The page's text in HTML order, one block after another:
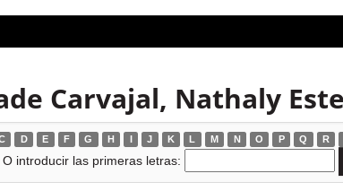
Carvajal, Nathaly
D E F G H I J K L M N O P Q R
O introducir las primeras letras: